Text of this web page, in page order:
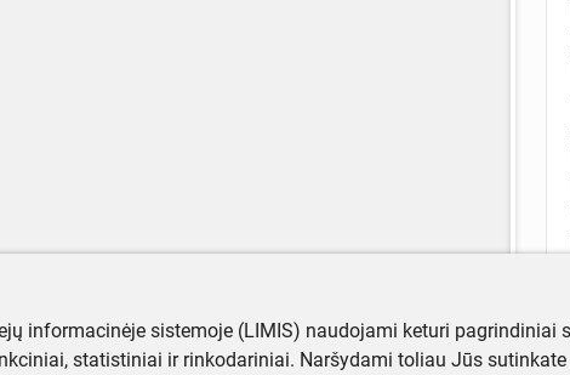
informacinėje sistemoje (LIMIS) naudojami keturi pagrindiniai
statistiniai ir rinkodariniai. Naršydami toliau Jūs